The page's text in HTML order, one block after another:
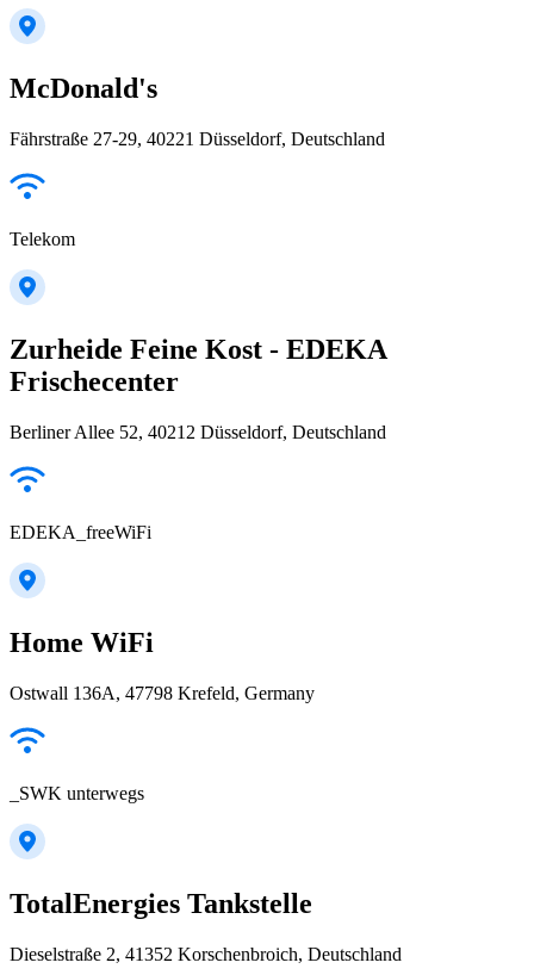
McDonald's
Fährstraße 27-29, 40221 Düsseldorf, Deutschland
Telekom
Zurheide Feine Kost - EDEKA
Frischecenter
Berliner Allee 52, 40212 Düsseldorf, Deutschland
EDEKA_freeWiFi
Home WiFi
Ostwall 136A, 47798 Krefeld, Germany
_SWK unterwegs
TotalEnergies Tankstelle
Dieselstraße 2, 41352 Korschenbroich, Deutschland